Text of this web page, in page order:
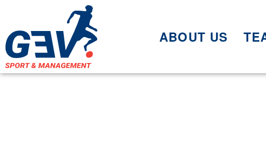
ABOUT US